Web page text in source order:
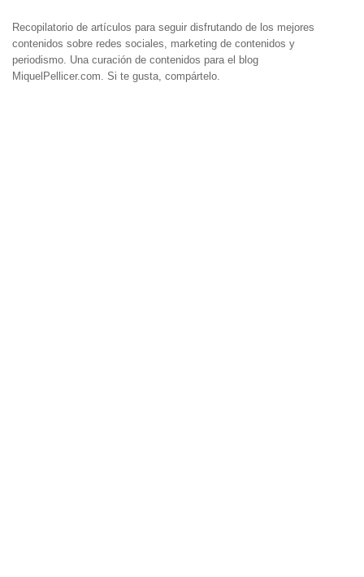
Recopilatorio de artículos para seguir disfrutando de los mejores
contenidos sobre redes sociales, marketing de contenidos y
periodismo. Una curación de contenidos para el blog
MiquelPellicer.com. Si te gusta, compártelo.